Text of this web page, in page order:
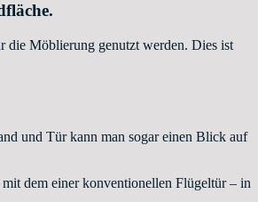
die Möblierung genutzt werden. Dies ist
und Tür kann man sogar einen Blick auf
dem einer konventionellen Flügeltür – in